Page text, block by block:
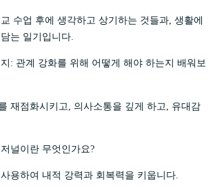
수업 후에 생각하고 상기하는 것들과, 생활에
는 일기입니다.
: 관계 강화를 위해 어떻게 해야 하는지 배워보
재점화시키고, 의사소통을 깊게 하고, 유대감
널이란 무엇인가요?
용하여 내적 강력과 회복력을 키웁니다.